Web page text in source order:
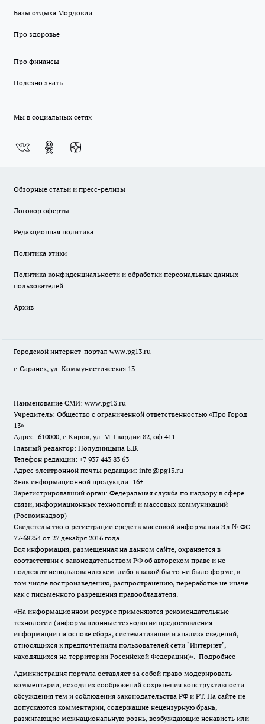
Базы отдыха Мордовии
Про здоровье
Про финансы
Полезно знать
Мы в социальных сетях
Обзорные статьи и пресс-релизы
Договор оферты
Редакционная политика
Политика этики
Политика конфиденциальности и обработки персональных данных
пользователей
Архив
Городской интернет-портал www.pg13.ru
г. Саранск, ул. Коммунистическая 13.
Наименование СМИ: www.pg13.ru
Учредитель: Общество с ограниченной ответственностью «Про Город
13»
Адрес: 610000, г. Киров, ул. М. Гвардии 82, оф.411
Главный редактор: Полудницына Е.В.
Телефон редакции: +7 937 443 83 63
Адрес электронной почты редакции: info@pg13.ru
Знак информационной продукции: 16+
Зарегистрировавший орган: Федеральная служба по надзору в сфере
связи, информационных технологий и массовых коммуникаций
(Роскомнадзор)
Свидетельство о регистрации средств массовой информации Эл № ФС
77-68254 от 27 декабря 2016 года.
Вся информация, размещенная на данном сайте, охраняется в
соответствии с законодательством РФ об авторском праве и не
подлежит использованию кем-либо в какой бы то ни было форме, в
том числе воспроизведению, распространению, переработке не иначе
как с письменного разрешения правообладателя.
«На информационном ресурсе применяются рекомендательные
технологии (информационные технологии предоставления
информации на основе сбора, систематизации и анализа сведений,
относящихся к предпочтениям пользователей сети "Интернет",
находящихся на территории Российской Федерации)». Подробнее
Администрация портала оставляет за собой право модерировать
комментарии, исходя из соображений сохранения конструктивности
обсуждения тем и соблюдения законодательства РФ и РТ. На сайте не
допускаются комментарии, содержащие нецензурную брань,
разжигающие межнациональную рознь, возбуждающие ненависть или